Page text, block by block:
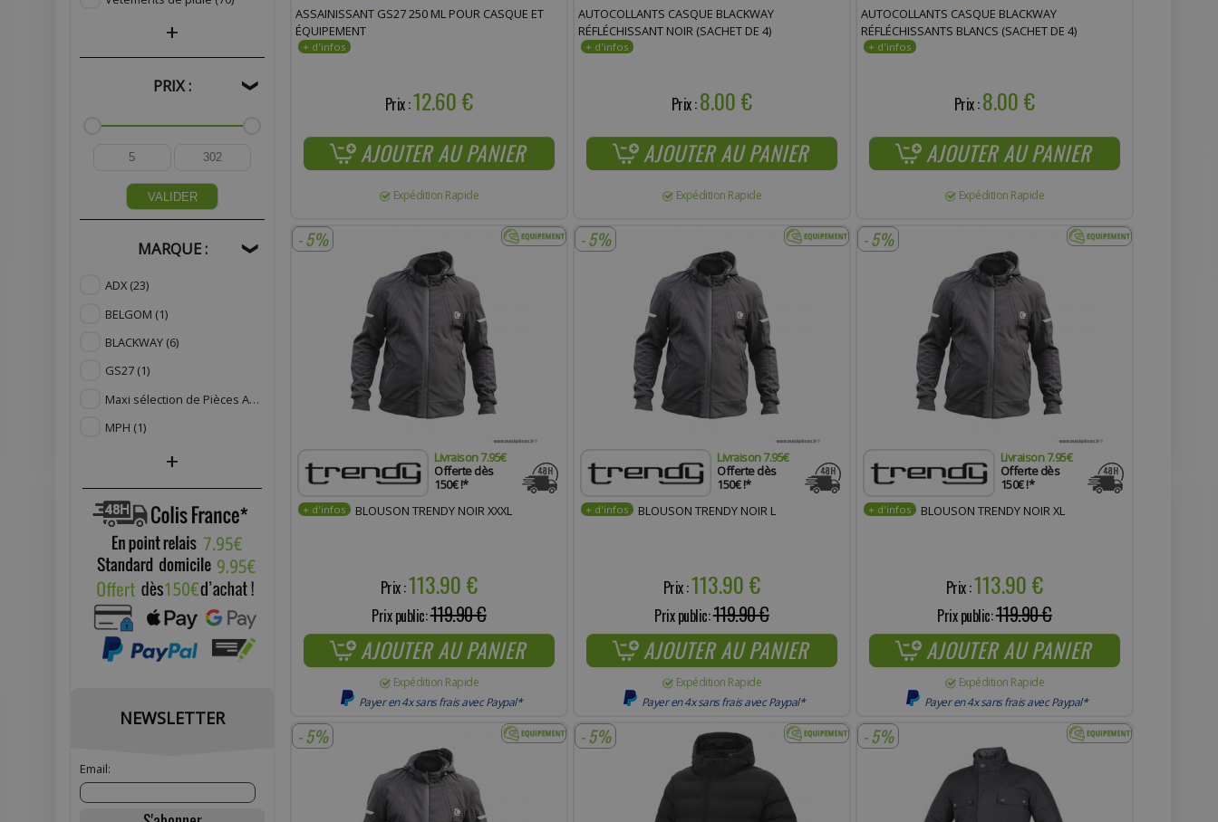
ASSAINISSANT GS27 250 ML POUR CASQUE ET
ÉQUIPEMENT
Prix :12.60 €
AJOUTER AU PANIER
Expédition Rapide
AUTOCOLLANTS CASQUE BLACKWAY
RÉFLÉCHISSANT NOIR (SACHET DE 4)
Prix :8.00 €
AJOUTER AU PANIER
Expédition Rapide
AUTOCOLLANTS CASQUE BLACKWAY
RÉFLÉCHISSANTS BLANCS (SACHET DE 4)
Prix :8.00 €
AJOUTER AU PANIER
Expédition Rapide
- 5%
Livraison 7.95€
Offerte dès
150€ !*
BLOUSON TRENDY NOIR XXXL
Prix :113.90 €
Prix public:119.90 €
AJOUTER AU PANIER
Expédition Rapide
Payer en 4x sans frais avec Paypal*
- 5%
Livraison 7.95€
Offerte dès
150€ !*
BLOUSON TRENDY NOIR L
Prix :113.90 €
Prix public:119.90 €
AJOUTER AU PANIER
Expédition Rapide
Payer en 4x sans frais avec Paypal*
- 5%
Livraison 7.95€
Offerte dès
150€ !*
BLOUSON TRENDY NOIR XL
Prix :113.90 €
Prix public:119.90 €
AJOUTER AU PANIER
Expédition Rapide
Payer en 4x sans frais avec Paypal*
- 5% - 5% - 5%
+
PRIX : ❯
VALIDER
MARQUE : ❯
ADX (23)
BELGOM (1)
BLACKWAY (6)
GS27 (1)
Maxi sélection de Pièces Adaptables
MPH (1)
+
NEWSLETTER
Email: